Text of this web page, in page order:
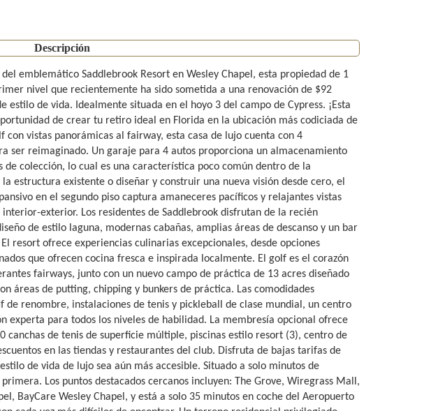
Descripción
emblemático Saddlebrook Resort en Wesley Chapel, esta propiedad de 1
nivel que recientemente ha sido sometida a una renovación de $92
estilo de vida. Idealmente situada en el hoyo 3 del campo de Cypress. ¡Esta
de crear tu retiro ideal en Florida en la ubicación más codiciada de
vistas panorámicas al fairway, esta casa de lujo cuenta con 4
ser reimaginado. Un garaje para 4 autos proporciona un almacenamiento
colección, lo cual es una característica poco común dentro de la
estructura existente o diseñar y construir una nueva visión desde cero, el
en el segundo piso captura amaneceres pacíficos y relajantes vistas
exterior. Los residentes de Saddlebrook disfrutan de la recién
de estilo laguna, modernas cabañas, amplias áreas de descanso y un bar
resort ofrece experiencias culinarias excepcionales, desde opciones
que ofrecen cocina fresca e inspirada localmente. El golf es el corazón
fairways, junto con un nuevo campo de práctica de 13 acres diseñado
áreas de putting, chipping y bunkers de práctica. Las comodidades
renombre, instalaciones de tenis y pickleball de clase mundial, un centro
para todos los niveles de habilidad. La membresía opcional ofrece
canchas de tenis de superficie múltiple, piscinas estilo resort (3), centro de
en las tiendas y restaurantes del club. Disfruta de bajas tarifas de
de vida de lujo sea aún más accesible. Situado a solo minutos de
Los puntos destacados cercanos incluyen: The Grove, Wiregrass Mall,
BayCare Wesley Chapel, y está a solo 35 minutos en coche del Aeropuerto